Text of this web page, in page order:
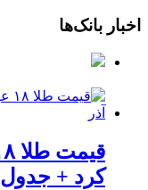
اخبار بانک‌ها
کرد + جدول ۱۶ آذر